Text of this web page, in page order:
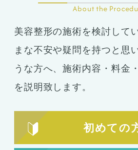
About the
美容整形の施術を検討して
まな不安や疑問を持つと思
うな方へ、施術内容・料金
を説明致します。
初めての